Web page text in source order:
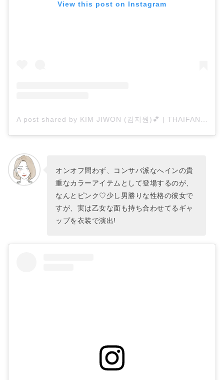
View this post on Instagram
A post shared by KIM JIWON (김지원)💕 | THAIFAN 🇹🇭 (@jiwonsworld)
オンオフ問わず、コンサバ派なへインの貴
重なカラーアイテムとして登場するのが、
なんとピンク♡少し男勝りな性格の彼女で
すが、実は乙女な面も持ち合わせてるギャ
ップを衣装で演出!